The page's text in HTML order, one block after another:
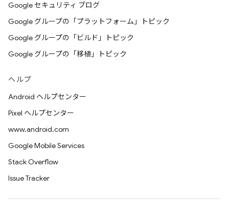
Google セキュリティ ブログ
Google グループの「プラットフォーム」トピック
Google グループの「ビルド」トピック
Google グループの「移植」トピック
ヘルプ
Android ヘルプセンター
Pixel ヘルプセンター
www.android.com
Google Mobile Services
Stack Overflow
Issue Tracker